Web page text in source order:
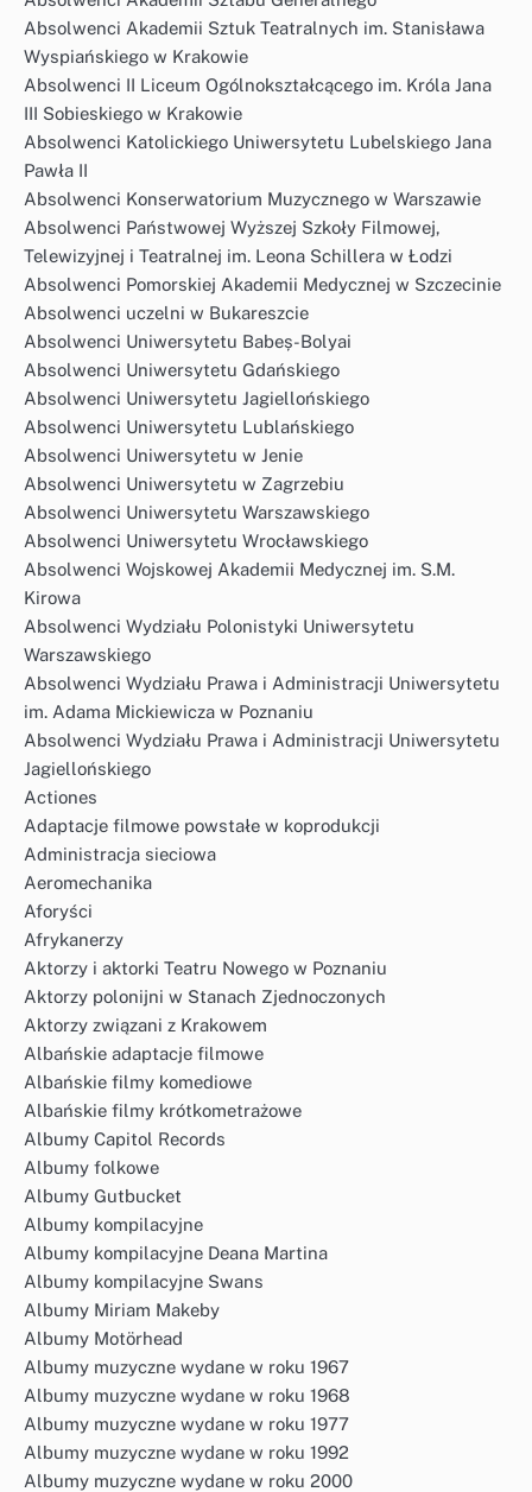
Absolwenci Akademii Sztuk Teatralnych im. Stanisława
Wyspiańskiego w Krakowie
Absolwenci II Liceum Ogólnokształcącego im. Króla Jana
III Sobieskiego w Krakowie
Absolwenci Katolickiego Uniwersytetu Lubelskiego Jana
Pawła II
Absolwenci Konserwatorium Muzycznego w Warszawie
Absolwenci Państwowej Wyższej Szkoły Filmowej,
Telewizyjnej i Teatralnej im. Leona Schillera w Łodzi
Absolwenci Pomorskiej Akademii Medycznej w Szczecinie
Absolwenci uczelni w Bukareszcie
Absolwenci Uniwersytetu Babeș-Bolyai
Absolwenci Uniwersytetu Gdańskiego
Absolwenci Uniwersytetu Jagiellońskiego
Absolwenci Uniwersytetu Lublańskiego
Absolwenci Uniwersytetu w Jenie
Absolwenci Uniwersytetu w Zagrzebiu
Absolwenci Uniwersytetu Warszawskiego
Absolwenci Uniwersytetu Wrocławskiego
Absolwenci Wojskowej Akademii Medycznej im. S.M.
Kirowa
Absolwenci Wydziału Polonistyki Uniwersytetu
Warszawskiego
Absolwenci Wydziału Prawa i Administracji Uniwersytetu
im. Adama Mickiewicza w Poznaniu
Absolwenci Wydziału Prawa i Administracji Uniwersytetu
Jagiellońskiego
Actiones
Adaptacje filmowe powstałe w koprodukcji
Administracja sieciowa
Aeromechanika
Aforyści
Afrykanerzy
Aktorzy i aktorki Teatru Nowego w Poznaniu
Aktorzy polonijni w Stanach Zjednoczonych
Aktorzy związani z Krakowem
Albańskie adaptacje filmowe
Albańskie filmy komediowe
Albańskie filmy krótkometrażowe
Albumy Capitol Records
Albumy folkowe
Albumy Gutbucket
Albumy kompilacyjne
Albumy kompilacyjne Deana Martina
Albumy kompilacyjne Swans
Albumy Miriam Makeby
Albumy Motörhead
Albumy muzyczne wydane w roku 1967
Albumy muzyczne wydane w roku 1968
Albumy muzyczne wydane w roku 1977
Albumy muzyczne wydane w roku 1992
Albumy muzyczne wydane w roku 2000